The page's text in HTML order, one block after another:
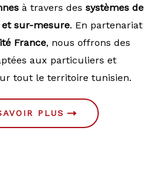
à travers des systèmes de
sur-mesure. En partenariat
France, nous offrons des
aux particuliers et
tout le territoire tunisien.
PLUS